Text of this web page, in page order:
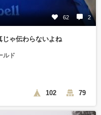
62 2
じゃ伝わらないよね
ルド
102 79